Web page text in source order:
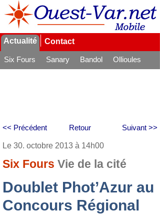
Actualité Contact
Six Fours Sanary Bandol
Ollioules
Retour
<< Précédent Suivant >>
Le 30. octobre 2013 à 14h00
Six Fours Vie de la cité
Doublet Phot’Azur au
Concours Régional